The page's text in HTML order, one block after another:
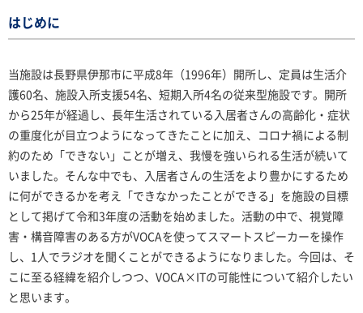
はじめに
当施設は長野県伊那市に平成8年（1996年）開所し、定員は生活介
護60名、施設入所支援54名、短期入所4名の従来型施設です。開所
から25年が経過し、長年生活されている入居者さんの高齢化・症状
の重度化が目立つようになってきたことに加え、コロナ禍による制
約のため「できない」ことが増え、我慢を強いられる生活が続いて
いました。そんな中でも、入居者さんの生活をより豊かにするため
に何ができるかを考え「できなかったことができる」を施設の目標
として掲げて令和3年度の活動を始めました。活動の中で、視覚障
害・構音障害のある方がVOCAを使ってスマートスピーカーを操作
し、1人でラジオを聞くことができるようになりました。今回は、そ
こに至る経緯を紹介しつつ、VOCA×ITの可能性について紹介したい
と思います。